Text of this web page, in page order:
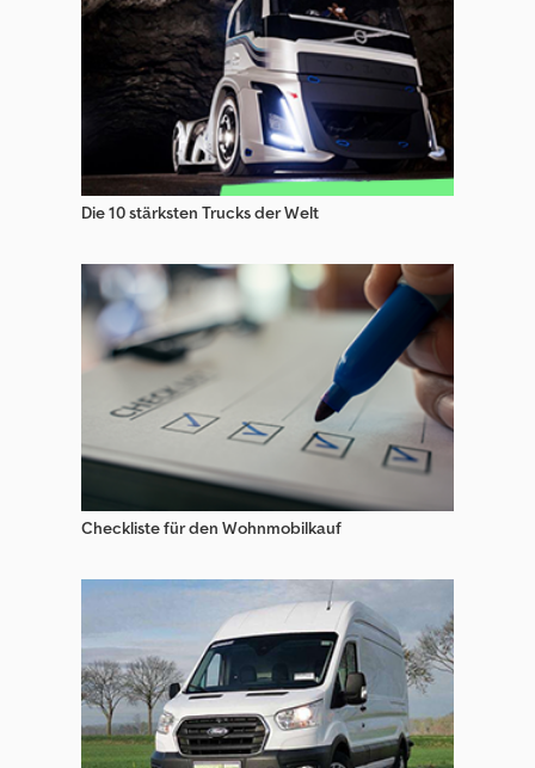
Sonstige Tieflader Anhänger
Sonstige Tieflader Anhänger (Baumaschinen)
Sonstige Verkaufsanhänger
Die 10 stärksten Trucks der Welt
Checkliste für den Wohnmobilkauf